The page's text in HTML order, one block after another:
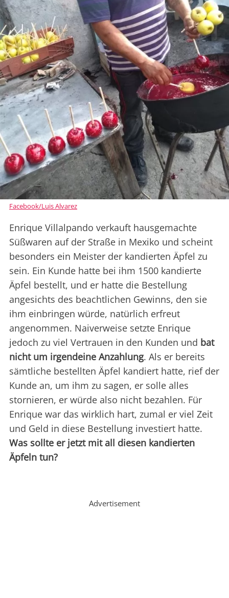
Facebook/Luis Alvarez
Enrique Villalpando verkauft hausgemachte
Süßwaren auf der Straße in Mexiko und scheint
besonders ein Meister der kandierten Äpfel zu
sein. Ein Kunde hatte bei ihm 1500 kandierte
Äpfel bestellt, und er hatte die Bestellung
angesichts des beachtlichen Gewinns, den sie
ihm einbringen würde, natürlich erfreut
angenommen. Naiverweise setzte Enrique
jedoch zu viel Vertrauen in den Kunden und bat
nicht um irgendeine Anzahlung. Als er bereits
sämtliche bestellten Äpfel kandiert hatte, rief der
Kunde an, um ihm zu sagen, er solle alles
stornieren, er würde also nicht bezahlen. Für
Enrique war das wirklich hart, zumal er viel Zeit
und Geld in diese Bestellung investiert hatte.
Was sollte er jetzt mit all diesen kandierten
Äpfeln tun?
Advertisement